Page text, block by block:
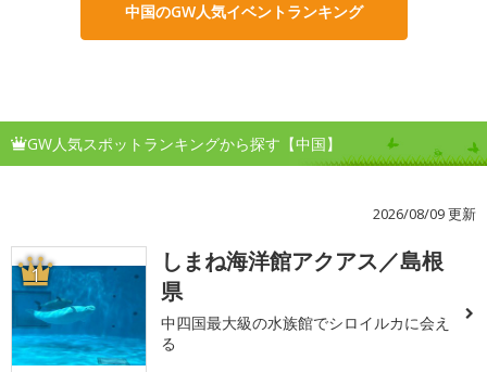
中国のGW人気イベントランキング
GW人気スポットランキングから探す【中国】
2026/08/09 更新
1
しまね海洋館アクアス／島根
県
中四国最大級の水族館でシロイルカに会え
る